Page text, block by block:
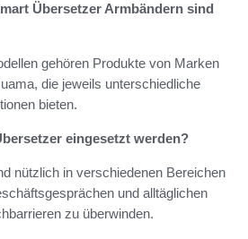
Übersetzer Armbändern sind
gehören Produkte von Marken
die jeweils unterschiedliche
bieten.
eingesetzt werden?
nützlich in verschiedenen Bereichen
und alltäglichen
zu überwinden.